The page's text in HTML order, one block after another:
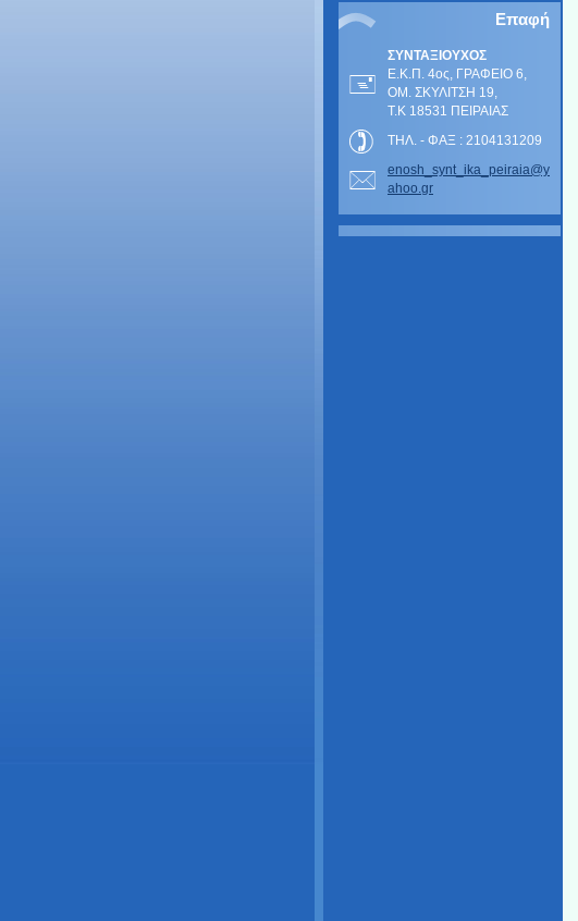
Επαφή
ΣΥΝΤΑΞΙΟΥΧΟΣ
Ε.Κ.Π. 4ος, ΓΡΑΦΕΙΟ 6,
ΟΜ. ΣΚΥΛΙΤΣΗ 19,
Τ.Κ 18531 ΠΕΙΡΑΙΑΣ
ΤΗΛ. - ΦΑΞ : 2104131209
enosh_synt_ika_peiraia@y
ahoo.gr